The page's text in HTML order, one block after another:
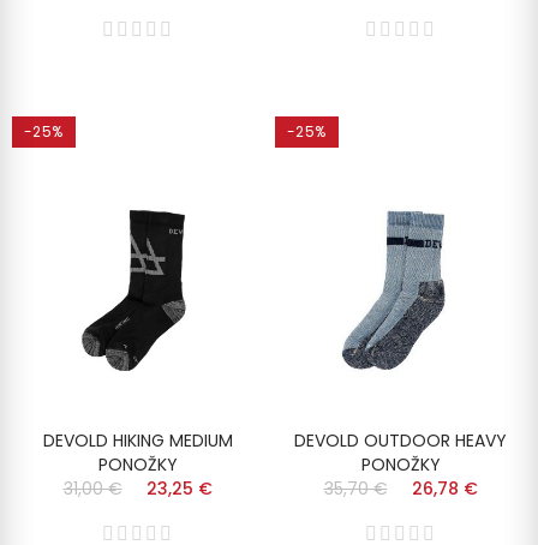
-25%
DEVOLD HIKING MEDIUM
PONOŽKY
31,00 €
23,25 €
-25%
DEVOLD OUTDOOR HEAVY
PONOŽKY
35,70 €
26,78 €